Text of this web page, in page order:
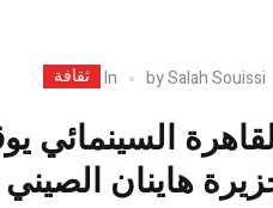
bySalah Souissi
In ثقافة
السينمائي
هاينان الصيني